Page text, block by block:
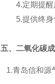
4.定期提
5.提供终
五、 二氧化碳
1.青岛信和源